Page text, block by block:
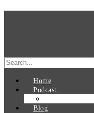
Search
for:
Home
Podcast
Blog